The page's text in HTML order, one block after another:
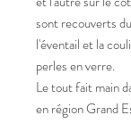
sont recouverts
l'éventail et la
perles en verre.
Le tout fait main
en région Grand